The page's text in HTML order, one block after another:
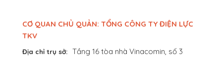
CƠ QUAN CHỦ QUẢN: TỔNG CÔNG TY ĐIỆN LỰC
TKV
Địa chỉ trụ sở: Tầng 16 tòa nhà Vinacomin, số 3